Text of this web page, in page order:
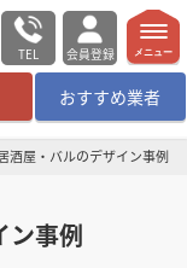
TEL 会員登録
おすすめ業者
グイン／会員登録
メニュー
酒屋・バルのデザイン事例
ン事例